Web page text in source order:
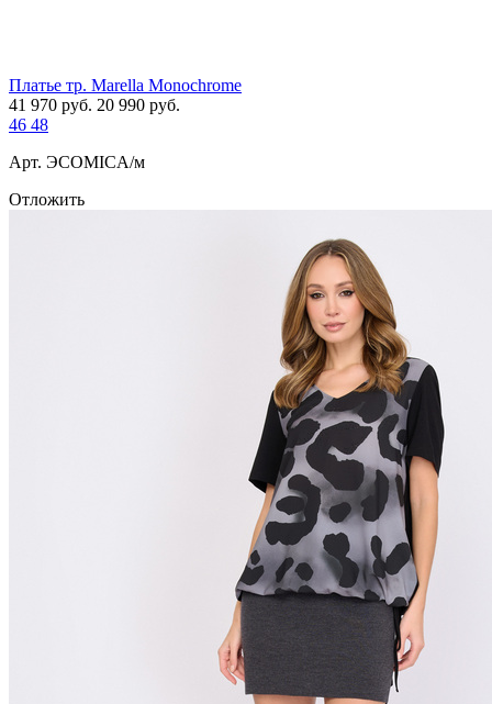
Платье тр. Marella Monochrome
41 970 руб. 20 990 руб.
46 48
Арт. ЭCOMICA/м
Отложить